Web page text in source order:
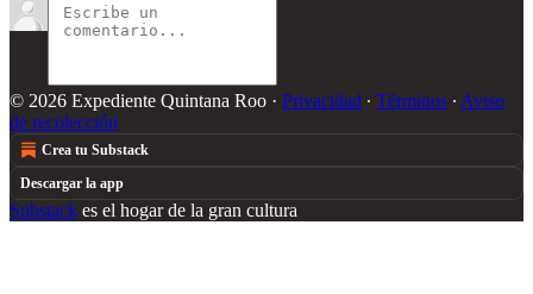
© 2026 Expediente Quintana Roo · Privacidad ∙ Términos ∙ Aviso
de recolección
Crea tu Substack
Descargar la app
Substack es el hogar de la gran cultura